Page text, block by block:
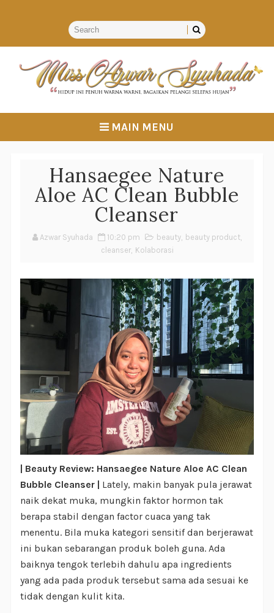
MAIN MENU
Hansaegee Nature
Aloe AC Clean Bubble
Cleanser
Azwar Syuhada 10:20 pm beauty, beauty product,
cleanser Kolaborasi
| Beauty Review: Hansaegee Nature Aloe AC Clean
Bubble Cleanser | Lately, makin banyak pula jerawat
naik dekat muka, mungkin faktor hormon tak
berapa stabil dengan factor cuaca yang tak
menentu. Bila muka kategori sensitif dan berjerawat
ini bukan sebarangan produk boleh guna. Ada
baiknya tengok terlebih dahulu apa ingredients
yang ada pada produk tersebut sama ada sesuai ke
tidak dengan kulit kita.